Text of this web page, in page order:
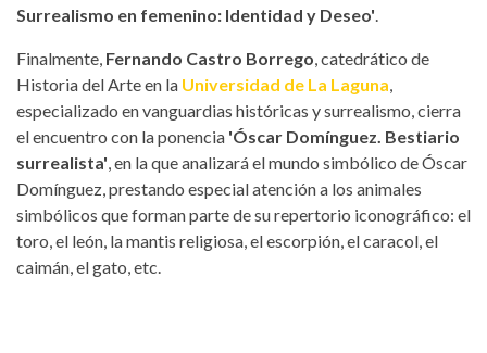
Surrealismo en femenino: Identidad y Deseo'.
Finalmente, Fernando Castro Borrego, catedrático de
Historia del Arte en la Universidad de La Laguna,
especializado en vanguardias históricas y surrealismo, cierra
el encuentro con la ponencia 'Óscar Domínguez. Bestiario
surrealista', en la que analizará el mundo simbólico de Óscar
Domínguez, prestando especial atención a los animales
simbólicos que forman parte de su repertorio iconográfico: el
toro, el león, la mantis religiosa, el escorpión, el caracol, el
caimán, el gato, etc.